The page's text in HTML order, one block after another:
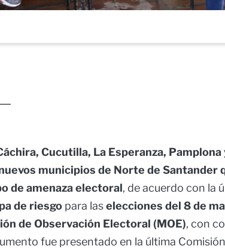
Cucutilla, La Esperanza, Pamplona
municipios de Norte de Santander
de amenaza electoral, de acuerdo con la
de riesgo para laselecciones del 8 de
de Observación Electoral (MOE), con
fue presentado en la última Comisión